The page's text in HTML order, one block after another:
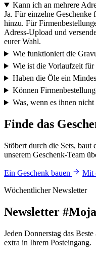
Kann ich an mehrere
Ja. Für einzelne Geschenke
hinzu. Für
Adress-Upload und
eurer Wahl.
Wie funktioniert die
Wie ist die Vorlaufzeit
Haben die Öle ein
Können
Was, wenn es ihnen nicht
Finde das
Stöbert durch die Sets, baut
unserem Geschenk-Team
Ein Geschenk bauen
Mit
Wöchentlicher Newsletter
Newsletter
Jeden Donnerstag das
extra in Ihrem Posteingang.